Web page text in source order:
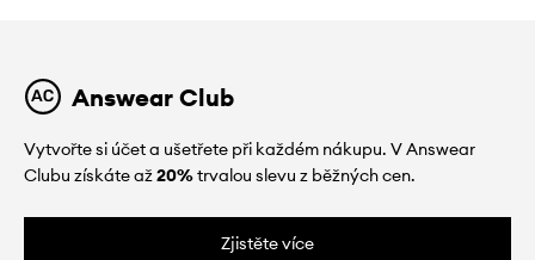
Answear Club
Vytvořte si účet a ušetřete při každém nákupu. V Answear
Clubu získáte až20%trvalou slevu z běžných cen.
Zjistěte více